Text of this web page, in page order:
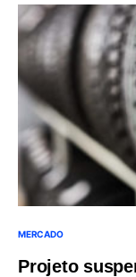
MERCADO
Projeto